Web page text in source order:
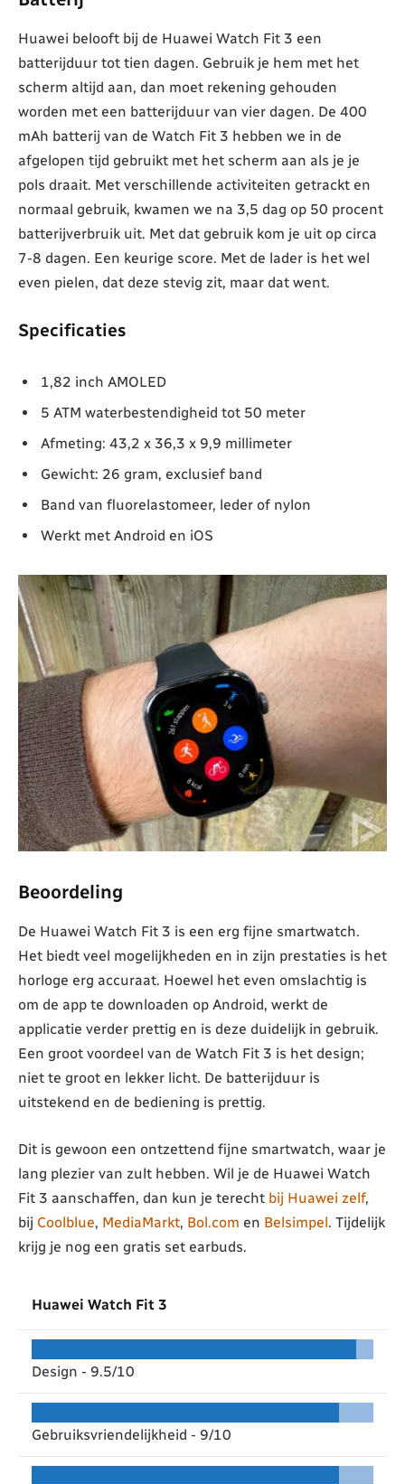
Huawei belooft bij de Huawei Watch Fit 3 een
batterijduur tot tien dagen. Gebruik je hem met het
scherm altijd aan, dan moet rekening gehouden
worden met een batterijduur van vier dagen. De 400
mAh batterij van de Watch Fit 3 hebben we in de
afgelopen tijd gebruikt met het scherm aan als je je
pols draait. Met verschillende activiteiten getrackt en
normaal gebruik, kwamen we na 3,5 dag op 50 procent
batterijverbruik uit. Met dat gebruik kom je uit op circa
7-8 dagen. Een keurige score. Met de lader is het wel
even pielen, dat deze stevig zit, maar dat went.
Specificaties
1,82 inch AMOLED
5 ATM waterbestendigheid tot 50 meter
Afmeting: 43,2 x 36,3 x 9,9 millimeter
Gewicht: 26 gram, exclusief band
Band van fluorelastomeer, leder of nylon
Werkt met Android en iOS
Beoordeling
De Huawei Watch Fit 3 is een erg fijne smartwatch.
Het biedt veel mogelijkheden en in zijn prestaties is het
horloge erg accuraat. Hoewel het even omslachtig is
om de app te downloaden op Android, werkt de
applicatie verder prettig en is deze duidelijk in gebruik.
Een groot voordeel van de Watch Fit 3 is het design;
niet te groot en lekker licht. De batterijduur is
uitstekend en de bediening is prettig.
Dit is gewoon een ontzettend fijne smartwatch, waar je
lang plezier van zult hebben. Wil je de Huawei Watch
Fit 3 aanschaffen, dan kun je terecht bij Huawei zelf,
bij Coolblue, MediaMarkt, Bol.com en Belsimpel. Tijdelijk
krijg je nog een gratis set earbuds.
Huawei Watch Fit 3
Design - 9.5/10
Gebruiksvriendelijkheid - 9/10